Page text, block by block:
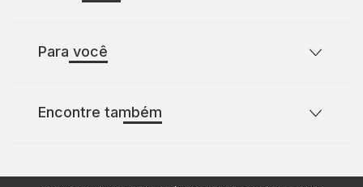
Política de Privacidade
Para você
Casas para comprar com 3 quartos
Encontre também
Apartamentos à venda